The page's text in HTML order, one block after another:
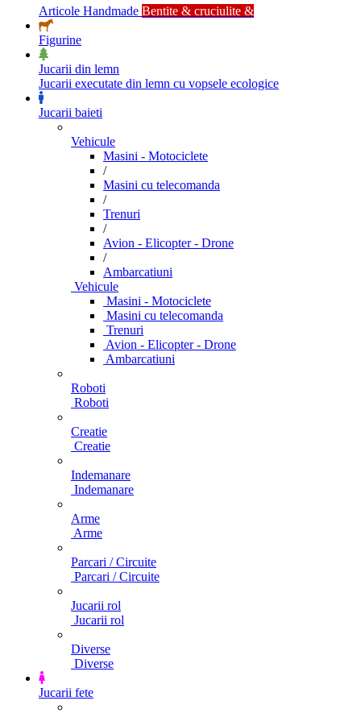
Articole Handmade Bentite & cruciulite &
Figurine
Jucarii din lemn
Jucarii executate din lemn cu vopsele ecologice
Jucarii baieti
Vehicule
Masini - Motociclete
/
Masini cu telecomanda
/
Trenuri
/
Avion - Elicopter - Drone
/
Ambarcatiuni
Vehicule
Masini - Motociclete
Masini cu telecomanda
Trenuri
Avion - Elicopter - Drone
Ambarcatiuni
Roboti
Roboti
Creatie
Creatie
Indemanare
Indemanare
Arme
Arme
Parcari / Circuite
Parcari / Circuite
Jucarii rol
Jucarii rol
Diverse
Diverse
Jucarii fete